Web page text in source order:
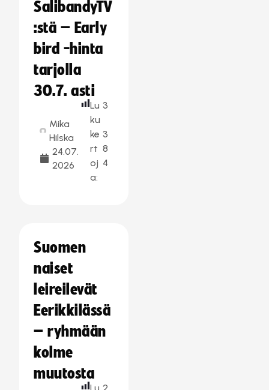
SalibandyTV
:stä – Early
bird -hinta
tarjolla
30.7. asti
Mika
Hilska
24.07.
2026
Lu
ku
ke
rt
oj
a:
3
3
8
4
Suomen
naiset
leireilevät
Eerikkilässä
– ryhmään
kolme
muutosta